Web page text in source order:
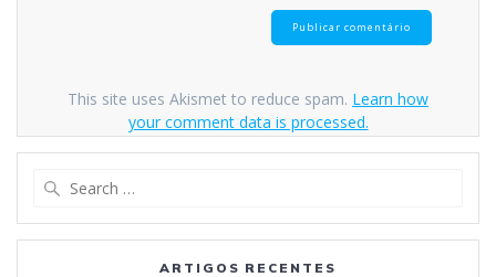
This site uses Akismet to reduce spam. Learn how
your comment data is processed.
ARTIGOS RECENTES